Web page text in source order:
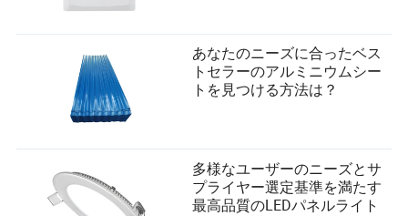
あなたのニーズに合ったベス
トセラーのアルミニウムシー
トを見つける方法は？
多様なユーザーのニーズとサ
プライヤー選定基準を満たす
最高品質のLEDパネルライト